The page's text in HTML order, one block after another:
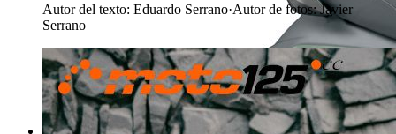
Autor del texto: Eduardo Serrano·Autor de fotos: Javier
Serrano